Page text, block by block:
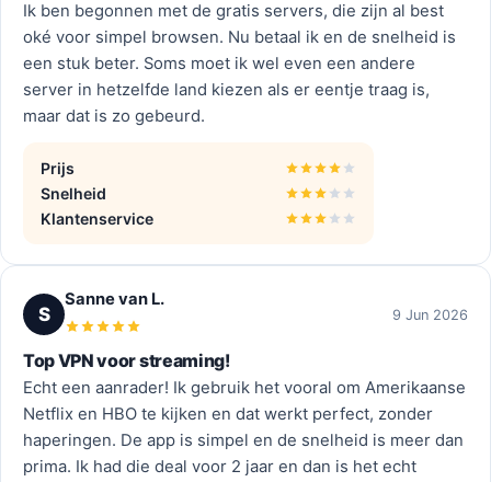
Ik ben begonnen met de gratis servers, die zijn al best
oké voor simpel browsen. Nu betaal ik en de snelheid is
een stuk beter. Soms moet ik wel even een andere
server in hetzelfde land kiezen als er eentje traag is,
maar dat is zo gebeurd.
Prijs
Snelheid
Klantenservice
S
Sanne van L.
9 Jun 2026
Top VPN voor streaming!
Echt een aanrader! Ik gebruik het vooral om Amerikaanse
Netflix en HBO te kijken en dat werkt perfect, zonder
haperingen. De app is simpel en de snelheid is meer dan
prima. Ik had die deal voor 2 jaar en dan is het echt